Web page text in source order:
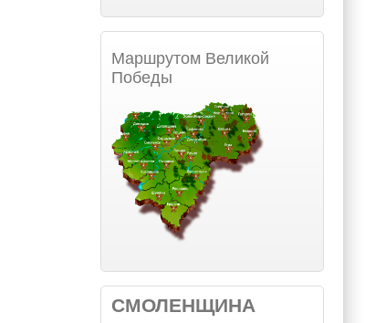
Маршрутом Великой
Победы
СМОЛЕНЩИНА